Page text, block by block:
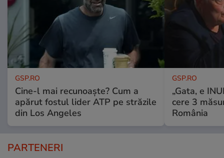
GSP.RO
Cine-l mai recunoaște? Cum a
apărut fostul lider ATP pe străzile
din Los Angeles
GSP.RO
„Gata, e
cere 3
România
PARTENERI